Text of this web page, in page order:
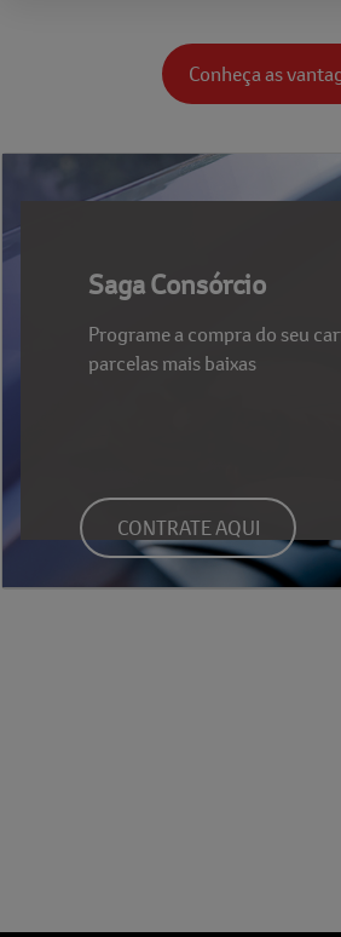
Conheça as
Saga Consórcio
Programe a compra do seu
parcelas mais baixas
CONTRATE AQUI